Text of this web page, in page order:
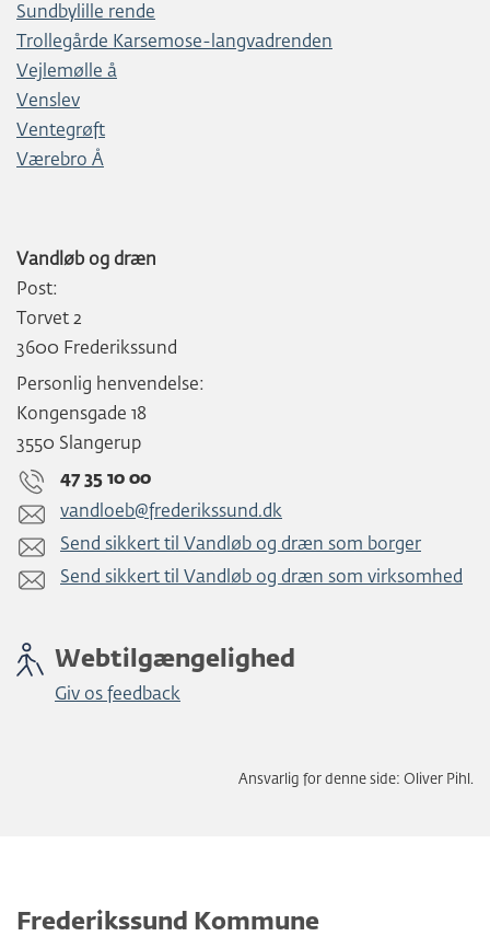
Sundbylille rende
Trollegårde Karsemose-langvadrenden
Vejlemølle å
Venslev
Ventegrøft
Værebro Å
Vandløb og dræn
Post:
Torvet 2
3600 Frederikssund
Personlig henvendelse:
Kongensgade 18
3550 Slangerup
47 35 10 00
vandloeb@frederikssund.dk
Send sikkert til Vandløb og dræn som borger
Send sikkert til Vandløb og dræn som virksomhed
Webtilgængelighed
Giv os feedback
Ansvarlig for denne side: Oliver Pihl.
Frederikssund Kommune